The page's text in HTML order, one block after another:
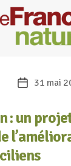
Date
l’article
31 mai
: un